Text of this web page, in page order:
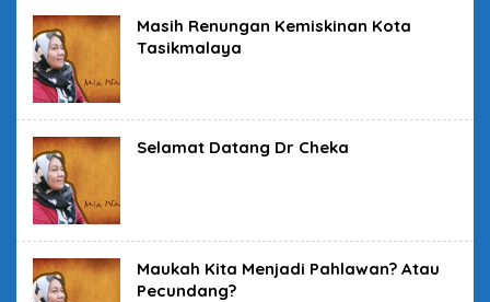
Masih Renungan Kemiskinan Kota
Tasikmalaya
Selamat Datang Dr Cheka
Maukah Kita Menjadi Pahlawan? Atau
Pecundang?